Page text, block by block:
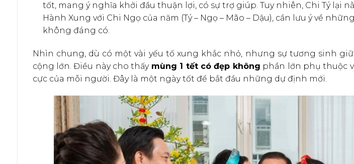
tốt, mang ý nghĩa khởi đầu thuận lợi, có sự trợ giúp. Tuy nhiên, Chi Tý lại
Hành Xung với Chi Ngọ của năm (Tý – Ngọ – Mão – Dậu), cần lưu ý về
không đáng có.
Nhìn chung, dù có một vài yếu tố xung khắc nhỏ, nhưng sự tương sinh
cộng lớn. Điều này cho thấy mùng 1 tết có đẹp không phần lớn phụ thuộc
cực của mỗi người. Đây là một ngày tốt để bắt đầu những dự định mới.